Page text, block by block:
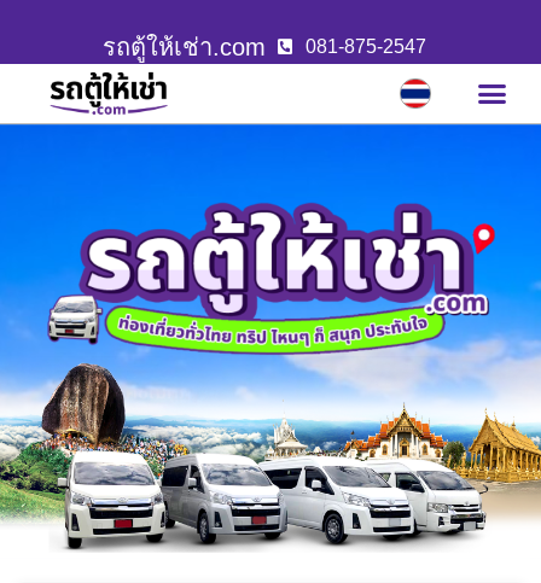
รถตู้ให้เช่า.com 081-875-2547